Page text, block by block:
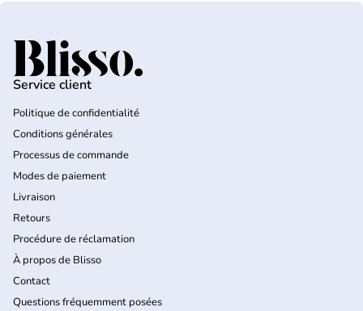
Accueil
Service client
Politique de confidentialité
Conditions générales
Processus de commande
Modes de paiement
Livraison
Retours
Procédure de réclamation
À propos de Blisso
Contact
Questions fréquemment posées